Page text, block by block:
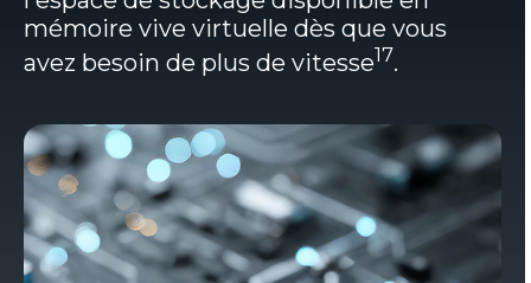
mémoire vive virtuelle dès que vous
avez besoin de plus de vitesse17.